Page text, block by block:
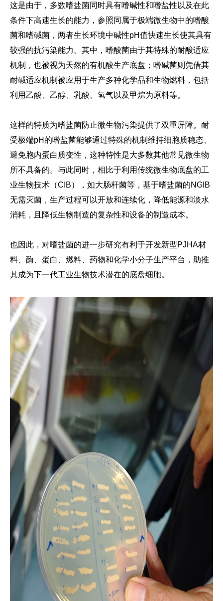
这是由于，多数嗜盐菌同时具有嗜碱性和嗜盐性以及在此
条件下高速生长的能力，参照同属于极端微生物中的嗜酸
菌和嗜碱菌，两者生长环境中碱性pH值快速生长使其具有
较强的抗污染能力。其中，嗜酸菌由于其特殊的耐酸适应
机制，也被视为天然的有机酸生产底盘；嗜碱菌则凭借其
耐碱适应机制被应用于生产多种化学品和生物燃料，包括
利用乙酸、乙醇、乳酸、氢气以及甲烷为原料等。
这样的特质为嗜盐菌防止微生物污染提供了双重屏障。耐
受极端pH的嗜盐菌能够通过特殊的机制维持细胞质稳态、
避免胞内蛋白质变性，这种特性是大多数其他常见微生物
所不具备的。与此同时，相比于利用传统微生物底盘的工
业生物技术（CIB），如大肠杆菌等，基于嗜盐菌的NGIB
无需灭菌，生产过程可以开放和连续化，降低能源和淡水
消耗，且降低生物制造的复杂性和设备的制造成本。
也因此，对嗜盐菌的进一步研究有利于开发新型PJHA材
料、酶、蛋白、燃料、药物和化学小分子生产平台，助推
其成为下一代工业生物技术潜在的底盘细胞。